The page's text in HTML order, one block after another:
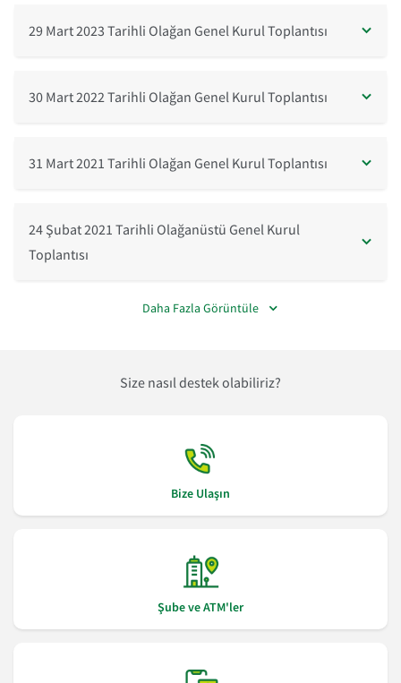
29 Mart 2023 Tarihli Olağan Genel Kurul Toplantısı
30 Mart 2022 Tarihli Olağan Genel Kurul Toplantısı
31 Mart 2021 Tarihli Olağan Genel Kurul Toplantısı
24 Şubat 2021 Tarihli Olağanüstü Genel Kurul
Toplantısı
Daha Fazla Görüntüle
Size nasıl destek olabiliriz?
Bize Ulaşın
Şube ve ATM'ler